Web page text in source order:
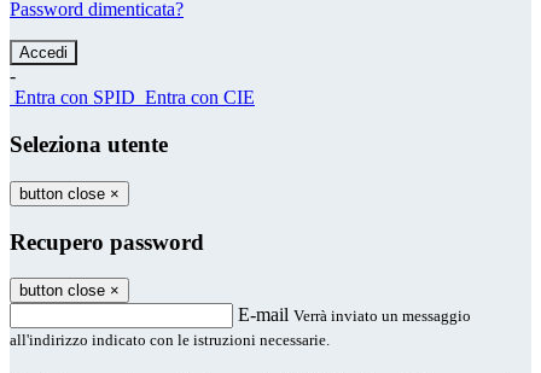
Password dimenticata?
-
Entra con SPID Entra con CIE
Seleziona utente
button close ×
Recupero password
button close ×
E-mail Verrà inviato un messaggio
all'indirizzo indicato con le istruzioni necessarie.